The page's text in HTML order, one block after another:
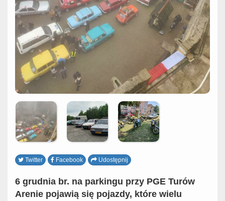
Twitter Facebook Udostępnij
6 grudnia br. na parkingu przy PGE Turów
Arenie pojawią się pojazdy, które wielu